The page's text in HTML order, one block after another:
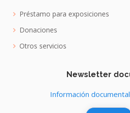
Préstamo para exposiciones
Donaciones
Otros servicios
Newsletter
Información